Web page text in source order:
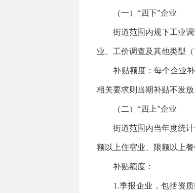
（一）“四下”企业
街道范围内规下工业调
业、工价调查及其他类型
补贴额度：每个企业补
相关要求则当期补贴不发放
（二）“四上”企业
街道范围内当年度统计
额以上住宿业、限额以上
补贴额度：
1.季报企业，包括资质